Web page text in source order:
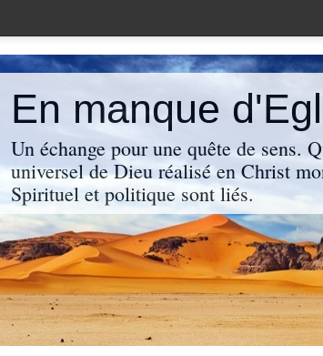
En manque
Un échange pour une quête de sens.
universel de Dieu réalisé en Christ
Spirituel et politique sont liés.